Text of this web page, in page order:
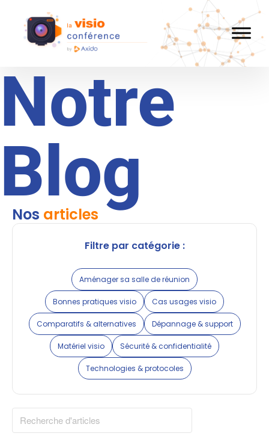
Notre
Blog
Nos articles
Filtre par catégorie :
Aménager sa salle de réunion
Bonnes pratiques visio Cas usages visio
Comparatifs & alternatives Dépannage & support
Matériel visio Sécurité & confidentialité
Technologies & protocoles